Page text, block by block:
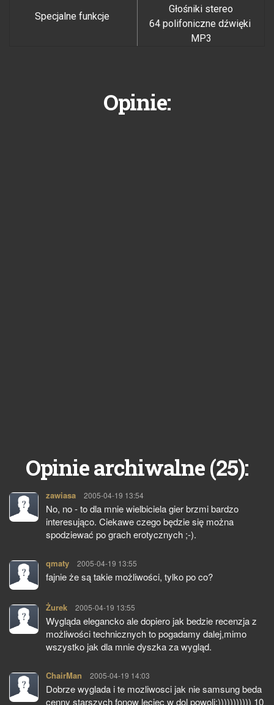
Specjalne funkcje
Głośniki stereo
64 polifoniczne dźwięki
MP3
Opinie:
Opinie archiwalne (25):
zawiasa pisze:
2005-04-19 13:54
No, no - to dla mnie wielbiciela gier brzmi bardzo
interesująco. Ciekawe czego będzie się można
spodziewać po grach erotycznych ;-).
qmaty pisze:
2005-04-19 13:55
fajnie że są takie możliwości, tylko po co?
Żurek pisze:
2005-04-19 13:55
Wygląda elegancko ale dopiero jak bedzie recenzja z
możliwości technicznych to pogadamy dalej,mimo
wszystko jak dla mnie dyszka za wygląd.
ChairMan pisze:
2005-04-19 14:03
Dobrze wyglada i te mozliwosci jak nie samsung beda
cenny starszych fonow leciec w dol powoli:))))))))))) 10